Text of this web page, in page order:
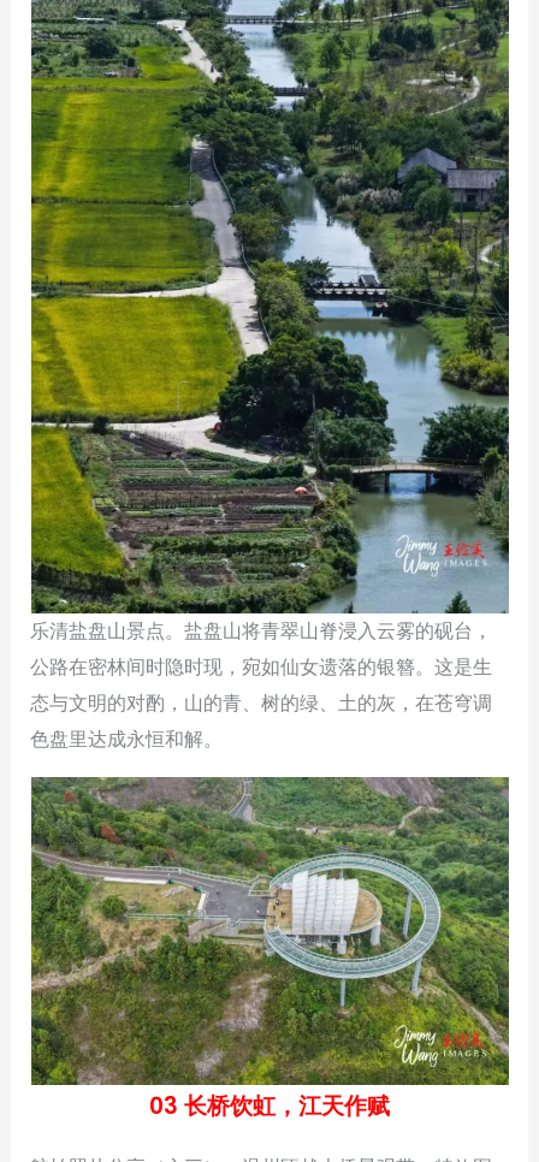
乐清盐盘山景点。盐盘山将青翠山脊浸入云雾的砚台，
公路在密林间时隐时现，宛如仙女遗落的银簪。这是生
态与文明的对酌，山的青、树的绿、土的灰，在苍穹调
色盘里达成永恒和解。
03 长桥饮虹，江天作赋